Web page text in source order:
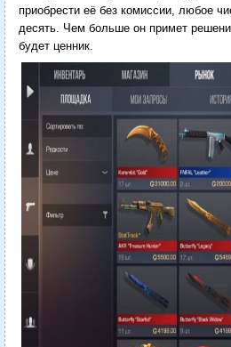
приобрести её без комиссии, любое
десять. Чем больше он примет
будет ценник.